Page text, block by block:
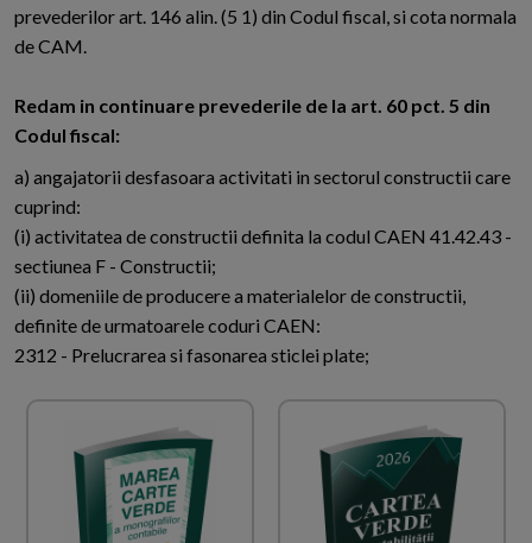
prevederilor art. 146 alin. (5 1) din Codul fiscal, si cota normala
de CAM.
Redam in continuare prevederile de la art. 60 pct. 5 din
Codul fiscal:
a) angajatorii desfasoara activitati in sectorul constructii care
cuprind:
(i) activitatea de constructii definita la codul CAEN 41.42.43 -
sectiunea F - Constructii;
(ii) domeniile de producere a materialelor de constructii,
definite de urmatoarele coduri CAEN:
2312 - Prelucrarea si fasonarea sticlei plate;